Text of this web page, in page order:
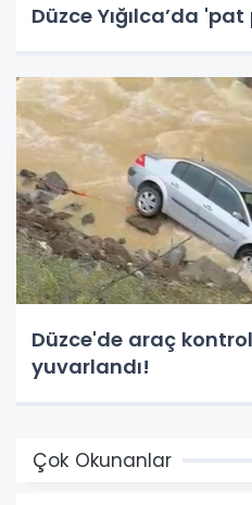
Düzce Yığılca’da
Düzce'de araç
yuvarlandı!
Çok Okunanlar